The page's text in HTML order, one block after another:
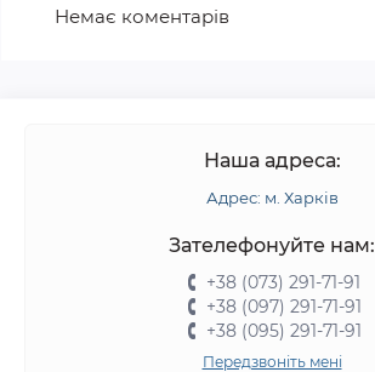
Немає коментарів
Наша адреса:
Адрес: м. Харків
Зателефонуйте нам:
+38 (073) 291-71-91
+38 (097) 291-71-91
+38 (095) 291-71-91
Передзвоніть мені